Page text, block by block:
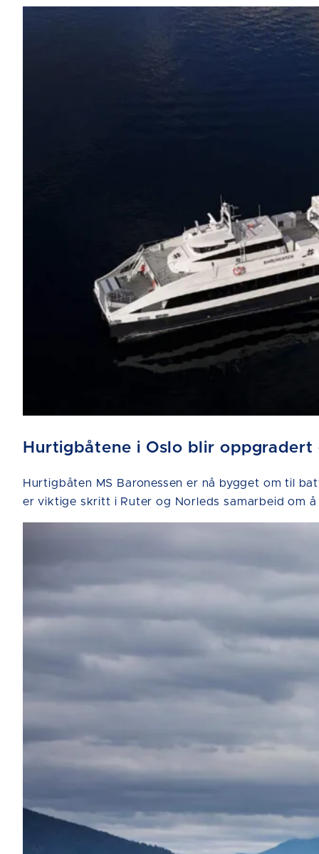
Hurtigbåtene i Oslo blir
Hurtigbåten MS Baronessen er nå bygget om til
er viktige skritt i Ruter og Norleds samarbeid om